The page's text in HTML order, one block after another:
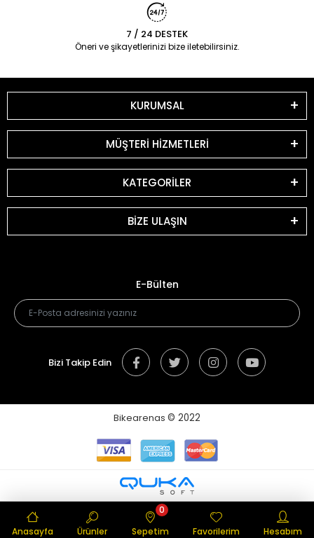
7 / 24 DESTEK
Öneri ve şikayetlerinizi bize iletebilirsiniz.
KURUMSAL
MÜŞTERİ HİZMETLERİ
KATEGORİLER
BİZE ULAŞIN
E-Bülten
Bizi Takip Edin
Bikearenas © 2022
Anasayfa Ürünler Sepetim
0
Favorilerim
Hesabım